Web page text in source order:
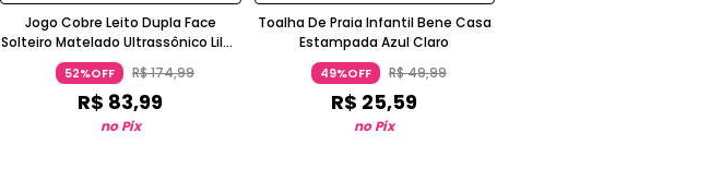
Jogo Cobre Leito Dupla Face
Solteiro Matelado Ultrassônico Lilás
Bene Casa
52%OFF R$174,99
R$ 83,99
no Pix
Toalha De Praia Infantil Bene Casa
Estampada Azul Claro
49%OFF R$49,99
R$ 25,59
no Pix